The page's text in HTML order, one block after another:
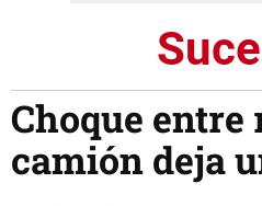
Choque entre
camión deja